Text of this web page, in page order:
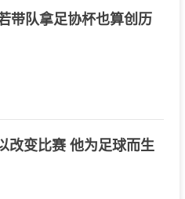
带队拿足协杯也算创历
改变比赛 他为足球而生